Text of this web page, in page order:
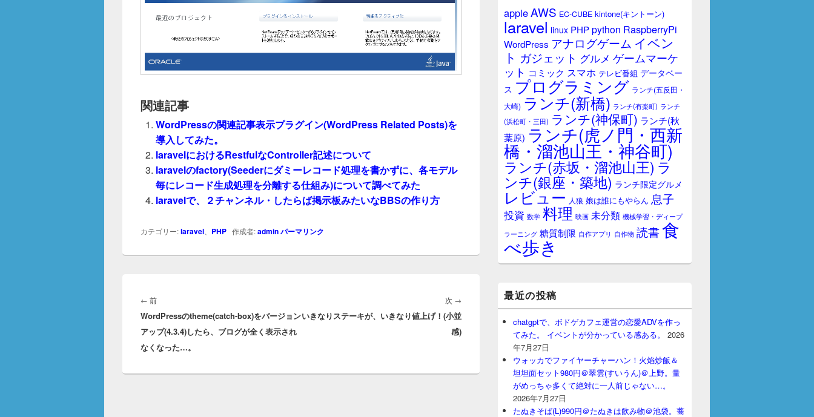
関連記事
WordPressの関連記事表示プラグイン(WordPress Related Posts)を
導入してみた。
laravelにおけるRestfulなController記述について
laravelのfactory(Seederにダミーレコード処理を書かずに、各モデル
毎にレコード生成処理を分離する仕組み)について調べてみた
laravelで、２チャンネル・したらば掲示板みたいなBBSの作り方
カテゴリー:laravel PHP 作成者:adminパーマリンク
稿
ナ
ビ
ゲ
ー
ョ
← 前前
の
投
稿:
WordPressのtheme(catch-box)をバージョン
アップ(4.3.4)したら、ブログが全く表示され
なくなった…。
次 →
の
投
いきなりステーキが、いきなり値上げ！(小並
感)
ジ
ッ
ト
appleAWS EC-CUBE kintone(キントーン)
laravel linux PHPpython RaspberryPi
WordPress アナログゲーム イベン
ト ガジェット グルメ ゲームマーケ
ット コミック スマホ テレビ番組 データベー
ス プログラミング ランチ(五反田・
大崎) ランチ(新橋) ランチ(有楽町) ランチ
(浜松町・三田) ランチ(神保町) ランチ(秋
葉原) ランチ(虎ノ門・西新
橋・溜池山王・神谷町)
ランチ(赤坂・溜池山王) ラ
ンチ(銀座・築地) ランチ限定グルメ
レビュー 人狼 娘は誰にもやらん 息子
投資 数学 料理 映画 未分類 機械学習・ディープ
ラーニング 糖質制限 自作アプリ 自作物 読書食
べ歩き
最近の投稿
chatgptで、ボドゲカフェ運営の恋愛ADVを作っ
てみた。 イベントが分かっている感ある。
2026
年7月27日
ウォッカでファイヤーチャーハン！火焰炒飯＆
坦坦面セット980円＠翠雲(すいうん)＠上野。量
がめっちゃ多くて絶対に一人前じゃない…。
2026年7月27日
たぬきそば(L)990円＠たぬきは飲み物＠池袋。蕎